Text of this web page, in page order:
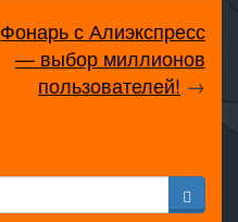
Фонарь с Алиэкспресс
— выбор миллионов
пользователей! →